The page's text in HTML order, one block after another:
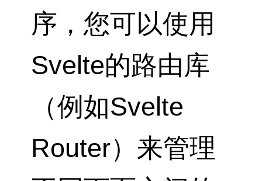
序，您可以使用
Svelte的路由库
（例如Svelte
Router）来管理